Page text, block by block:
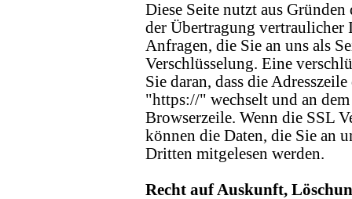
Diese Seite nutzt aus
der Übertragung vertraulicher
Anfragen, die Sie an uns als
Verschlüsselung. Eine
Sie daran, dass die
"https://" wechselt und an
Browserzeile. Wenn die SSL
können die Daten, die Sie an
Dritten mitgelesen werden.
Recht auf Auskunft,